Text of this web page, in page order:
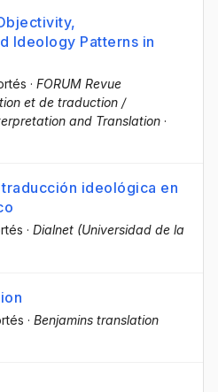
Ideology Patterns in
· FORUM Revue
et de traduction /
and Translation ·
ideológica en
· Dialnet (Universidad de la
· Benjamins translation